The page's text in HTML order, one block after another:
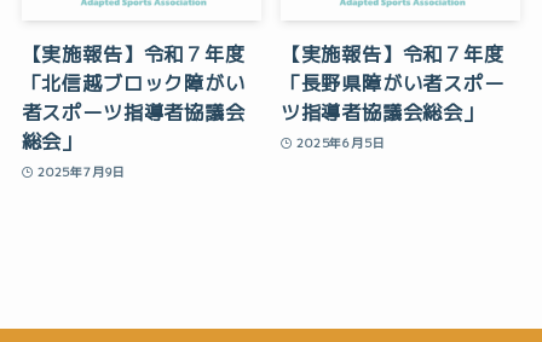
【実施報告】令和７年度
「北信越ブロック障がい
者スポーツ指導者協議会
総会」
2025年7月9日
【実施報告】令和７年度
「長野県障がい者スポー
ツ指導者協議会総会」
2025年6月5日